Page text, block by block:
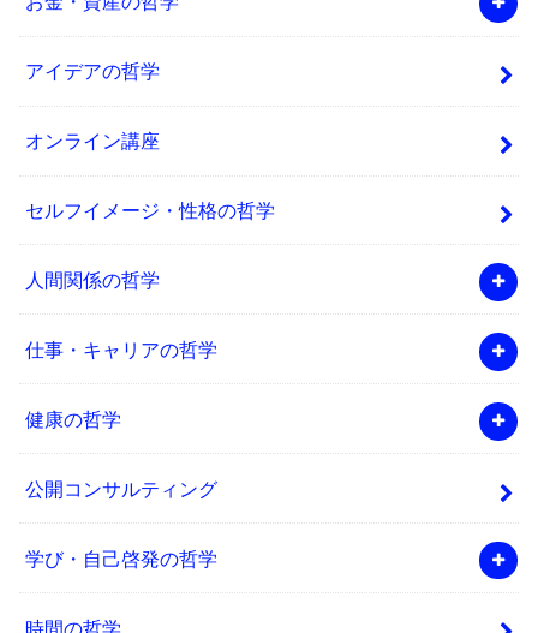
アイデアの哲学
オンライン講座
セルフイメージ・性格の哲学
人間関係の哲学
仕事・キャリアの哲学
健康の哲学
公開コンサルティング
学び・自己啓発の哲学
時間の哲学